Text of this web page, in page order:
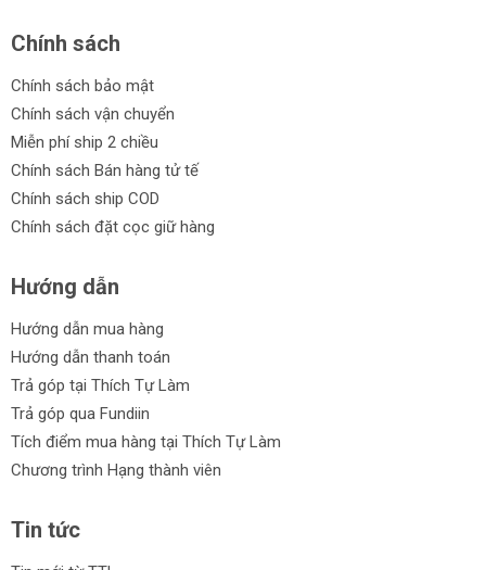
Chính sách
Chính sách bảo mật
Chính sách vận chuyển
Miễn phí ship 2 chiều
Chính sách Bán hàng tử tế
Chính sách ship COD
Chính sách đặt cọc giữ hàng
Hướng dẫn
Hướng dẫn mua hàng
Hướng dẫn thanh toán
Trả góp tại Thích Tự Làm
Trả góp qua Fundiin
Tích điểm mua hàng tại Thích Tự Làm
Chương trình Hạng thành viên
Tin tức